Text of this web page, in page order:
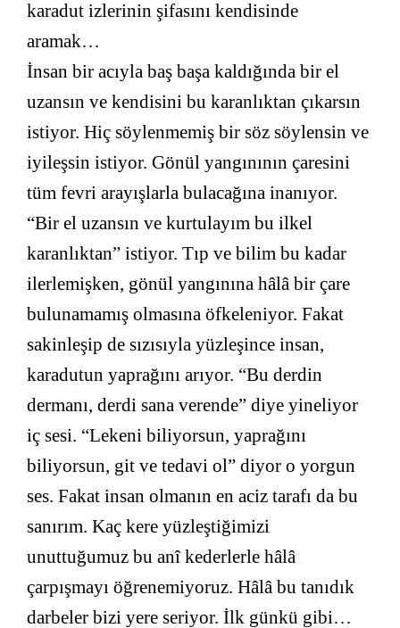
karadut izlerinin şifasını kendisinde
aramak…
İnsan bir acıyla baş başa kaldığında bir el
uzansın ve kendisini bu karanlıktan çıkarsın
istiyor. Hiç söylenmemiş bir söz söylensin ve
iyileşsin istiyor. Gönül yangınının çaresini
tüm fevri arayışlarla bulacağına inanıyor.
“Bir el uzansın ve kurtulayım bu ilkel
karanlıktan” istiyor. Tıp ve bilim bu kadar
ilerlemişken, gönül yangınına hâlâ bir çare
bulunamamış olmasına öfkeleniyor. Fakat
sakinleşip de sızısıyla yüzleşince insan,
karadutun yaprağını arıyor. “Bu derdin
dermanı, derdi sana verende” diye yineliyor
iç sesi. “Lekeni biliyorsun, yaprağını
biliyorsun, git ve tedavi ol” diyor o yorgun
ses. Fakat insan olmanın en aciz tarafı da bu
sanırım. Kaç kere yüzleştiğimizi
unuttuğumuz bu anî kederlerle hâlâ
çarpışmayı öğrenemiyoruz. Hâlâ bu tanıdık
darbeler bizi yere seriyor. İlk günkü gibi…